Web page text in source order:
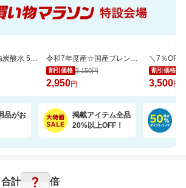
＼18％OFF／ 強炭酸水 500ml×24本 富士山の天然水使用！ラベルレスでゴミ捨ても楽 令和7年度産☆国産ブレンド米5kgがお買い得！【楽天オリジナル】
割引価格 3,150円
2,950円
割引価格
3,500円
品がお
掲載アイテム全品
20%以上OFF！
合計 ? 倍